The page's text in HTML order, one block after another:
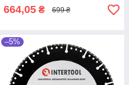
664,05 ₴ 699 ₴
–5%